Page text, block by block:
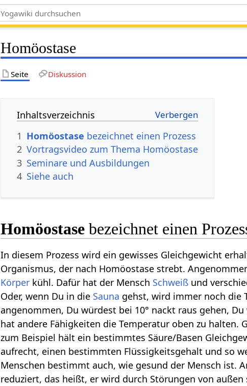
Homöostase
Seite Diskussion
Inhaltsverzeichnis
1 Homöostase bezeichnet einen Prozess
2 Vortragsvideo zum Thema Homöostase
3 Seminare und Ausbildungen
4 Siehe auch
Homöostasebezeichnet einen
In diesem Prozess wird ein gewisses Gleichgewicht
Organismus, der nach Homöostase strebt.
Körper kühl. Dafür hat der Mensch Schweiß und
Oder, wenn Du in die Sauna gehst, wird immer noch die
angenommen, Du würdest bei 10° nackt raus gehen,
hat andere Fähigkeiten die Temperatur oben zu halten.
zum Beispiel hält ein bestimmtes Säure/Basen
aufrecht, einen bestimmten Flüssigkeitsgehalt und so
Menschen bestimmt auch, wie gesund der Mensch ist.
reduziert, das heißt, er wird durch Störungen von